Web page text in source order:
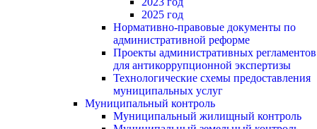
2025 год
Нормативно-правовые документы по
административной реформе
Проекты административных регламентов
для антикоррупционной экспертизы
Технологические схемы предоставления
муниципальных услуг
Муниципальный контроль
Муниципальный жилищный контроль